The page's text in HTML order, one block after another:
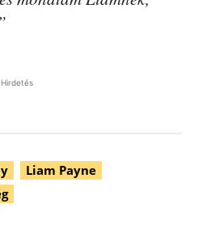
Hirdetés
Liam Payne